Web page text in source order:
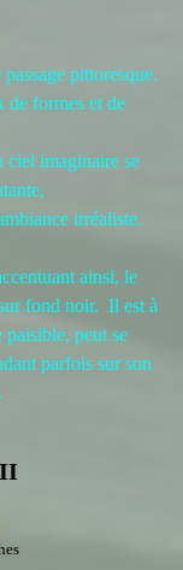
pittoresque.
de formes et de
ciel imaginaire se
irréaliste.
ainsi, le
fond noir. Il est à
paisible, peut se
parfois sur son